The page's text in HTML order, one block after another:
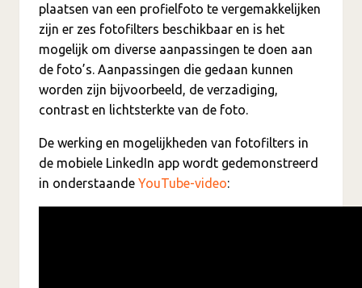
plaatsen van een profielfoto te vergemakkelijken
zijn er zes fotofilters beschikbaar en is het
mogelijk om diverse aanpassingen te doen aan
de foto’s. Aanpassingen die gedaan kunnen
worden zijn bijvoorbeeld, de verzadiging,
contrast en lichtsterkte van de foto.
De werking en mogelijkheden van fotofilters in
de mobiele LinkedIn app wordt gedemonstreerd
in onderstaande YouTube-video: